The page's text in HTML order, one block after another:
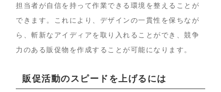
担当者が自信を持って作業できる環境を整えることが
できます。これにより、デザインの一貫性を保ちなが
ら、斬新なアイディアを取り入れることができ、競争
力のある販促物を作成することが可能になります。
販促活動のスピードを上げるには